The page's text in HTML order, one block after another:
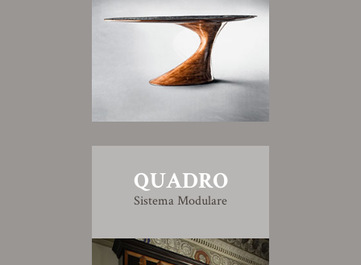
QUADRO
Sistema Modulare